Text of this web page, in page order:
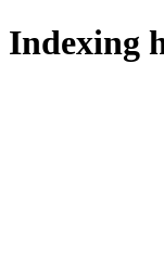
Indexing